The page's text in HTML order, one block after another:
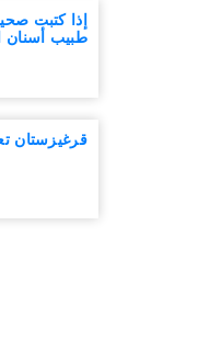
إذا كتبت
طبيب أسنان
قرغيزستان